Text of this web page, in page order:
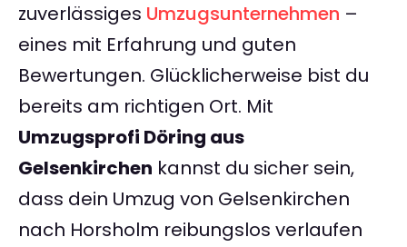
zuverlässiges Umzugsunternehmen –
eines mit Erfahrung und guten
Bewertungen. Glücklicherweise bist du
bereits am richtigen Ort. Mit
Umzugsprofi Döring aus
Gelsenkirchen kannst du sicher sein,
dass dein Umzug von Gelsenkirchen
nach Horsholm reibungslos verlaufen